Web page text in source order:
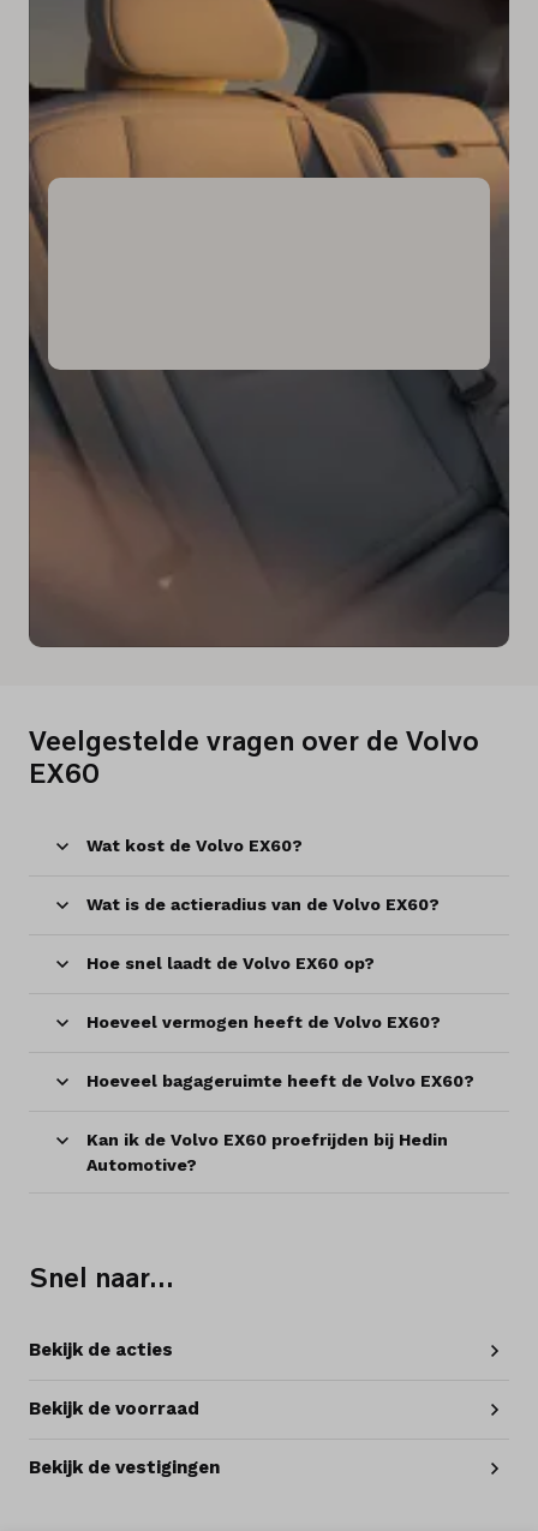
Veelgestelde vragen over de Volvo
EX60
Wat kost de Volvo EX60?
Wat is de actieradius van de Volvo EX60?
Hoe snel laadt de Volvo EX60 op?
Hoeveel vermogen heeft de Volvo EX60?
Hoeveel bagageruimte heeft de Volvo EX60?
Kan ik de Volvo EX60 proefrijden bij Hedin
Automotive?
Snel naar…
Bekijk de acties
Bekijk de voorraad
Bekijk de vestigingen